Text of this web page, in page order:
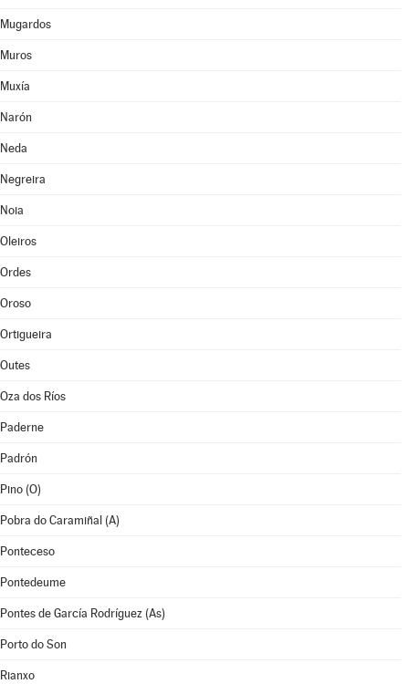
Mugardos
Muros
Muxía
Narón
Neda
Negreira
Noia
Oleiros
Ordes
Oroso
Ortigueira
Outes
Oza dos Ríos
Paderne
Padrón
Pino (O)
Pobra do Caramiñal (A)
Ponteceso
Pontedeume
Pontes de García Rodríguez (As)
Porto do Son
Rianxo